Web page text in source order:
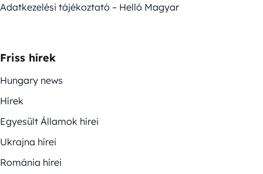
Adatkezelési tájékoztató – Helló Magyar
Friss hírek
Hungary news
Hírek
Egyesült Államok hírei
Ukrajna hírei
Románia hírei